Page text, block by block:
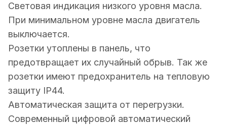
Световая индикация низкого уровня масла.
При минимальном уровне масла двигатель
выключается.
Розетки утоплены в панель, что
предотвращает их случайный обрыв. Так же
розетки имеют предохранитель на тепловую
защиту IP44.
Автоматическая защита от перегрузки.
Современный цифровой автоматический